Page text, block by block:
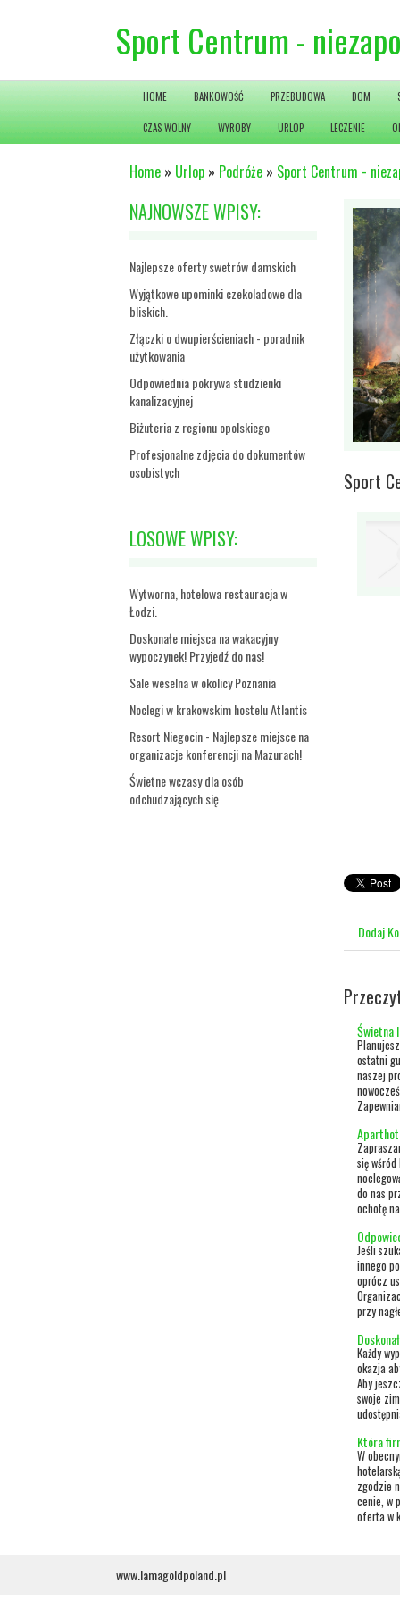
Sport Centrum -
HOME BANKOWOŚĆ PRZEBUDOWA DOM
CZAS WOLNY WYROBY URLOP LECZENIE
Home » Urlop » Podróże » Sport Centrum -
NAJNOWSZE WPISY:
Najlepsze oferty swetrów damskich
Wyjątkowe upominki czekoladowe dla
bliskich.
Złączki o dwupierścieniach - poradnik
użytkowania
Odpowiednia pokrywa studzienki
kanalizacyjnej
Biżuteria z regionu opolskiego
Profesjonalne zdjęcia do dokumentów
osobistych
LOSOWE WPISY:
Wytworna, hotelowa restauracja w
Łodzi.
Doskonałe miejsca na wakacyjny
wypoczynek! Przyjedź do nas!
Sale weselna w okolicy Poznania
Noclegi w krakowskim hostelu Atlantis
Resort Niegocin - Najlepsze miejsce na
organizacje konferencji na Mazurach!
Świetne wczasy dla osób
odchudzających się
Sport
Dodaj
Świetna
ostatni
naszej
się
do nas
ochotę
Jeśli
innego
oprócz
przy
Każdy
okazja
Aby
swoje
Która
W
zgodzie
cenie, w
oferta w
www.lamagoldpoland.pl